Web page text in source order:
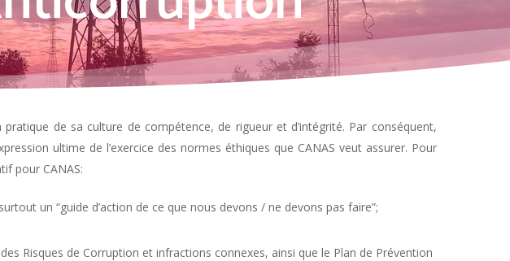
Économiques et
et comptes
de sa culture de compétence, de rigueur et d’intégrité. Par conséquent,
ultime de l’exercice des normes éthiques que CANAS veut assurer. Pour
pour CANAS:
un “guide d’action de ce que nous devons / ne devons pas faire”;
Risques de Corruption et infractions connexes, ainsi que le Plan de Prévention